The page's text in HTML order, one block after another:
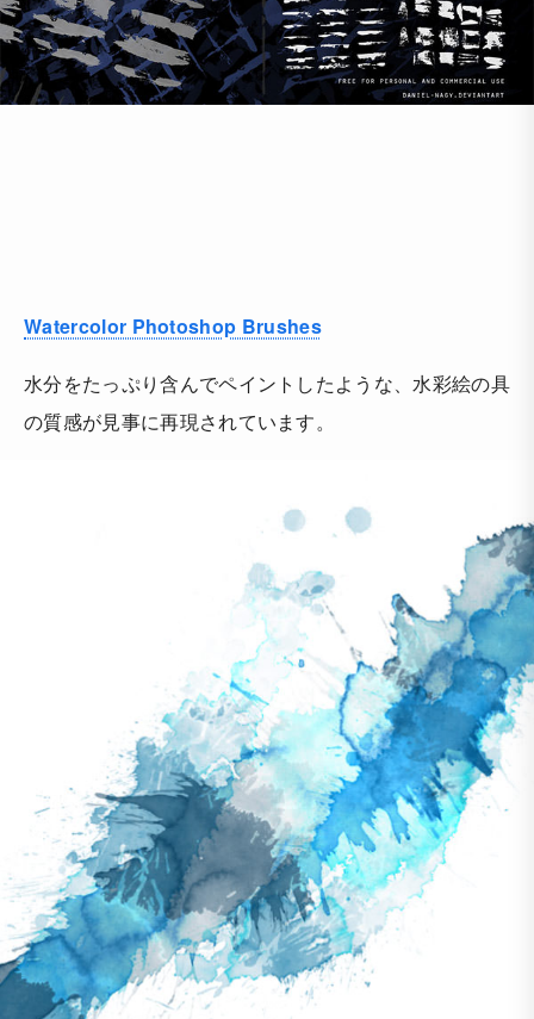
Watercolor Photoshop Brushes
水分をたっぷり含んでペイントしたような、水彩絵の具
の質感が見事に再現されています。